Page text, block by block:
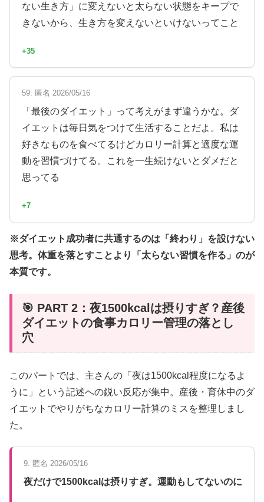
ない生き方」に変えないと太らない状態をキープで
きないから、生き方を変えないといけないってこと
+35
59. 匿名 2026/05/16
「最後のダイエット」って考えがまず違うかな。ダ
イエットは毎日気をつけて生活することだよ。私は
好きなものを食べてるけどカロリー計算と適度な運
動を習慣づけてる。これを一生続けないとダメだと
思ってる
+7
※ダイエット成功者に共通するのは「終わり」を設けない
思考。体重を落とすことより「太らない習慣を作る」のが
本質です。
🎯 PART 2：夜1500kcalは摂りすぎ？産後
ダイエットの食事カロリー管理の落とし
穴
このパートでは、主さんの「夜は1500kcal程度になるよ
うに」という記述への鋭い反応が集中。産後・育休中のダ
イエットでやりがちなカロリー計算のミスを整理しまし
た。
9. 匿名 2026/05/16
夜だけで1500kcalは摂りすぎ。運動もしてないのに